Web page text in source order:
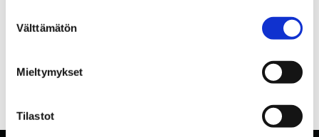
valinta
Välttämätön
Mieltymykset
Tilastot